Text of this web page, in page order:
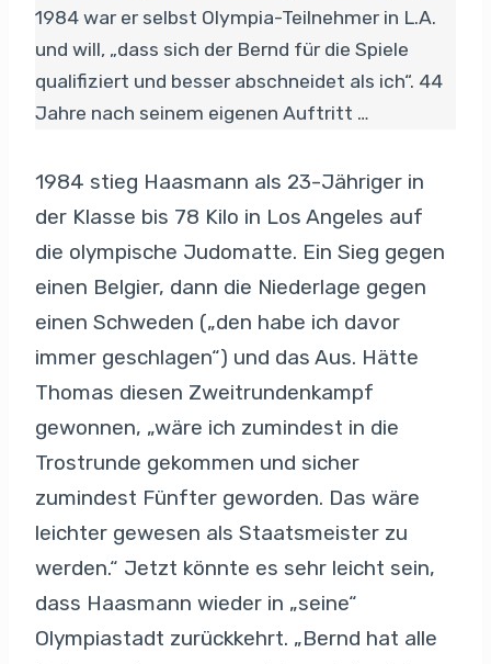
1984 war er selbst Olympia-Teilnehmer in L.A.
und will, „dass sich der Bernd für die Spiele
qualifiziert und besser abschneidet als ich“. 44
Jahre nach seinem eigenen Auftritt …
1984 stieg Haasmann als 23-Jähriger in
der Klasse bis 78 Kilo in Los Angeles auf
die olympische Judomatte. Ein Sieg gegen
einen Belgier, dann die Niederlage gegen
einen Schweden („den habe ich davor
immer geschlagen“) und das Aus. Hätte
Thomas diesen Zweitrundenkampf
gewonnen, „wäre ich zumindest in die
Trostrunde gekommen und sicher
zumindest Fünfter geworden. Das wäre
leichter gewesen als Staatsmeister zu
werden.“ Jetzt könnte es sehr leicht sein,
dass Haasmann wieder in „seine“
Olympiastadt zurückkehrt. „Bernd hat alle